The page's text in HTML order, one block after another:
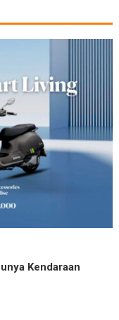
Kendaraan